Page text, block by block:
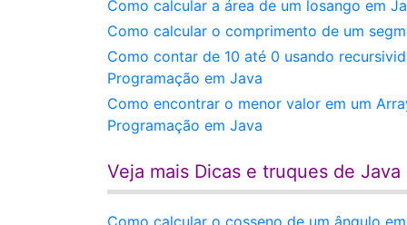
Como calcular a área de um losango em
Como calcular o comprimento de um
Como contar de 10 até 0 usando
Programação em Java
Como encontrar o menor valor em um
Programação em Java
Veja mais Dicas e truques de Java
Como calcular o cosseno de um ângulo